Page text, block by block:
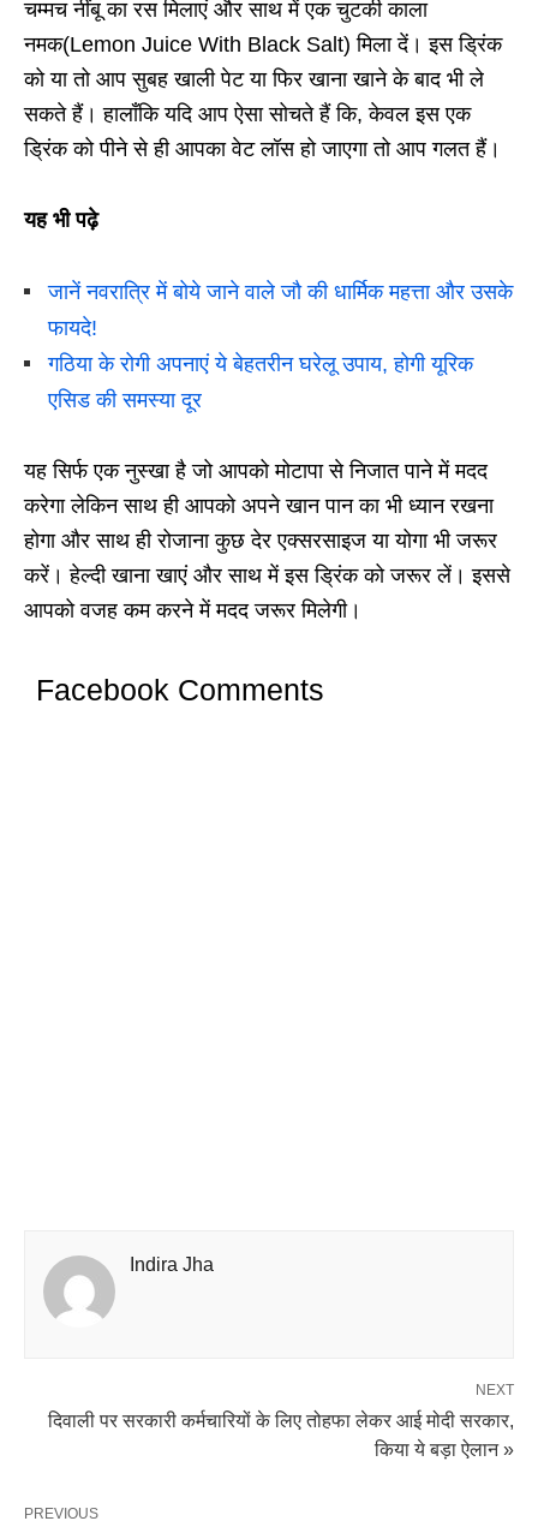
चम्मच नींबू का रस मिलाएं और साथ में एक चुटकी काला
नमक(Lemon Juice With Black Salt) मिला दें। इस ड्रिंक
को या तो आप सुबह खाली पेट या फिर खाना खाने के बाद भी ले
सकते हैं। हालाँकि यदि आप ऐसा सोचते हैं कि, केवल इस एक
ड्रिंक को पीने से ही आपका वेट लॉस हो जाएगा तो आप गलत हैं।
यह भी पढ़े
जानें नवरात्रि में बोये जाने वाले जौ की धार्मिक महत्ता और उसके
फायदे!
गठिया के रोगी अपनाएं ये बेहतरीन घरेलू उपाय, होगी यूरिक
एसिड की समस्या दूर
यह सिर्फ एक नुस्खा है जो आपको मोटापा से निजात पाने में मदद
करेगा लेकिन साथ ही आपको अपने खान पान का भी ध्यान रखना
होगा और साथ ही रोजाना कुछ देर एक्सरसाइज या योगा भी जरूर
करें। हेल्दी खाना खाएं और साथ में इस ड्रिंक को जरूर लें। इससे
आपको वजह कम करने में मदद जरूर मिलेगी।
Facebook Comments
Indira Jha
NEXT
दिवाली पर सरकारी कर्मचारियों के लिए तोहफा लेकर आई मोदी सरकार,
किया ये बड़ा ऐलान »
PREVIOUS